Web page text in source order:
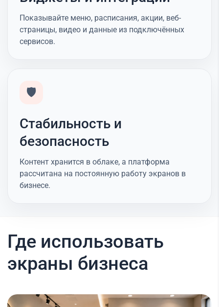
Показывайте меню, расписания, акции, веб-
страницы, видео и данные из подключённых
сервисов.
🛡️
Стабильность и
безопасность
Контент хранится в облаке, а платформа
рассчитана на постоянную работу экранов в
бизнесе.
Где использовать
экраны бизнеса